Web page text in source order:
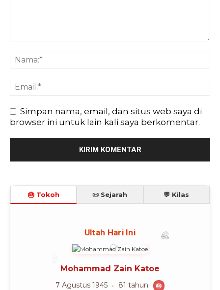
Simpan nama, email, dan situs web saya di
browser ini untuk lain kali saya berkomentar.
🎂 Tokoh 📜 Sejarah 💬 Kilas
🎈
Ultah Hari Ini
Mohammad Zain Katoe
7 Agustus 1945 81 tahun 🎂